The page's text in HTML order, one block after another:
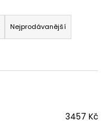
Nejprodávanější
3457 Kč